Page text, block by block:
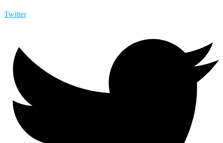
Twitter